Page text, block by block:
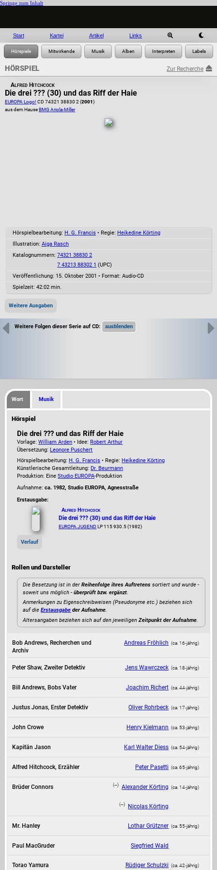
Springe zum Inhalt
Start Kartei Artikel Links
HÖRSPIEL Zur Recherche
Alfred Hitchcock
Die drei ??? (30) und das Riff der Haie
EUROPA Logo! CD 74321 38830 2 (2001 )
aus dem Hause BMG Ariola-Miller
Hörspielbearbeitung: H. G. Francis • Regie: Heikedine Körting
Illustration: Aiga Rasch
Katalognummern: 74321 38830 2
7 43213 88302 1 (UPC)
Veröffentlichung: 15. Oktober 2001 • Format: Audio-CD
Spielzeit: 42:02 min.
Weitere Ausgaben
Weitere Folgen dieser Serie auf CD:
Wort Musik
Hörspiel
Die drei ??? und das Riff der Haie
Vorlage:William Arden • Idee: Robert Arthur
Übersetzung: Leonore Puschert
Hörspielbearbeitung: H. G. Francis • Regie: Heikedine Körting
Künstlerische Gesamtleitung: Dr. Beurmann
Produktion: EineStudio EUROPA-Produktion
Aufnahme:ca. 1982, Studio EUROPA, Agnesstraße
Erstausgabe:
Alfred Hitchcock
Die drei ??? (30) und das Riff der Haie
EUROPA JUGEND LP 115 930.5 (1982)
Verlauf
Rollen und Darsteller
Die Besetzung ist in derReihenfolge ihres Auftretens sortiert und wurde -
soweit uns möglich -überprüft bzw. ergänzt.
Anmerkungen zu Eigenschreibweisen (Pseudonyme etc.) beziehen sich
auf dieErstausgabe der Aufnahme.
Altersangaben beziehen sich auf den jeweiligenZeitpunkt der Aufnahme.
Bob Andrews, Recherchen und
Archiv
Andreas Fröhlich (ca. 16‑jährig)
Peter Shaw, Zweiter Detektiv Jens Wawrczeck (ca. 18‑jährig)
Bill Andrews, Bobs Vater Joachim Richert (ca. 44‑jährig)
Justus Jonas, Erster Detektiv Oliver Rohrbeck (ca. 17‑jährig)
John Crowe Henry Kielmann (ca. 53‑jährig)
Kapitän Jason Karl Walter Diess (ca. 54‑jährig)
Alfred Hitchcock, Erzähler Peter Pasetti (ca. 65‑jährig)
Brüder Connors (--) Alexander Körting (ca. 14‑jährig)
(--) Nicolas Körting
Mr. Hanley Lothar Grützner (ca. 55‑jährig)
Paul MacGruder Siegfried Wald
Torao Yamura Rüdiger Schulzki (ca. 42‑jährig)